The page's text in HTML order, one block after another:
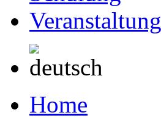
Veranstaltung
Home